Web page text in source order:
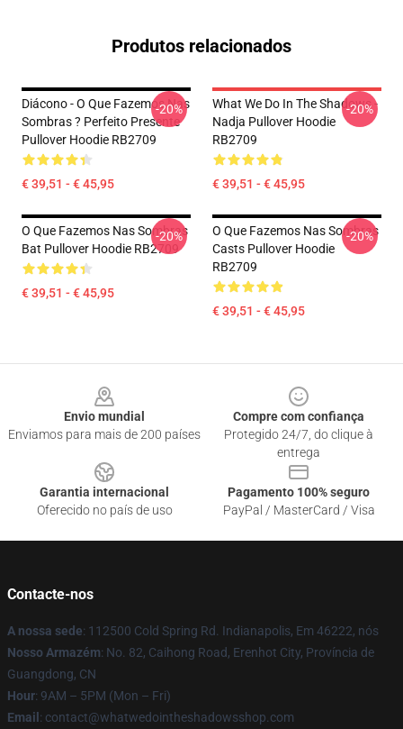
Produtos relacionados
Diácono - O Que Fazemos Nas
Sombras ? Perfeito Presente
Pullover Hoodie RB2709
€ 39,51 - € 45,95
-20%
What We Do In The Shadows -
Nadja Pullover Hoodie
RB2709
€ 39,51 - € 45,95
-20%
O Que Fazemos Nas Sombras
Bat Pullover Hoodie RB2709
€ 39,51 - € 45,95
-20%
O Que Fazemos Nas Sombras
Casts Pullover Hoodie
RB2709
€ 39,51 - € 45,95
-20%
Envio mundial
Enviamos para mais de 200 países
Compre com confiança
Protegido 24/7, do clique à
entrega
Garantia internacional
Oferecido no país de uso
Pagamento 100% seguro
PayPal / MasterCard / Visa
Contacte-nos
A nossa sede: 112500 Cold Spring Rd. Indianapolis, Em 46222, nós
Nosso Armazém: No. 82, Caihong Road, Erenhot City, Província de
Guangdong, CN
Hour: 9AM – 5PM (Mon – Fri)
Email : contact@whatwedointheshadowsshop.com